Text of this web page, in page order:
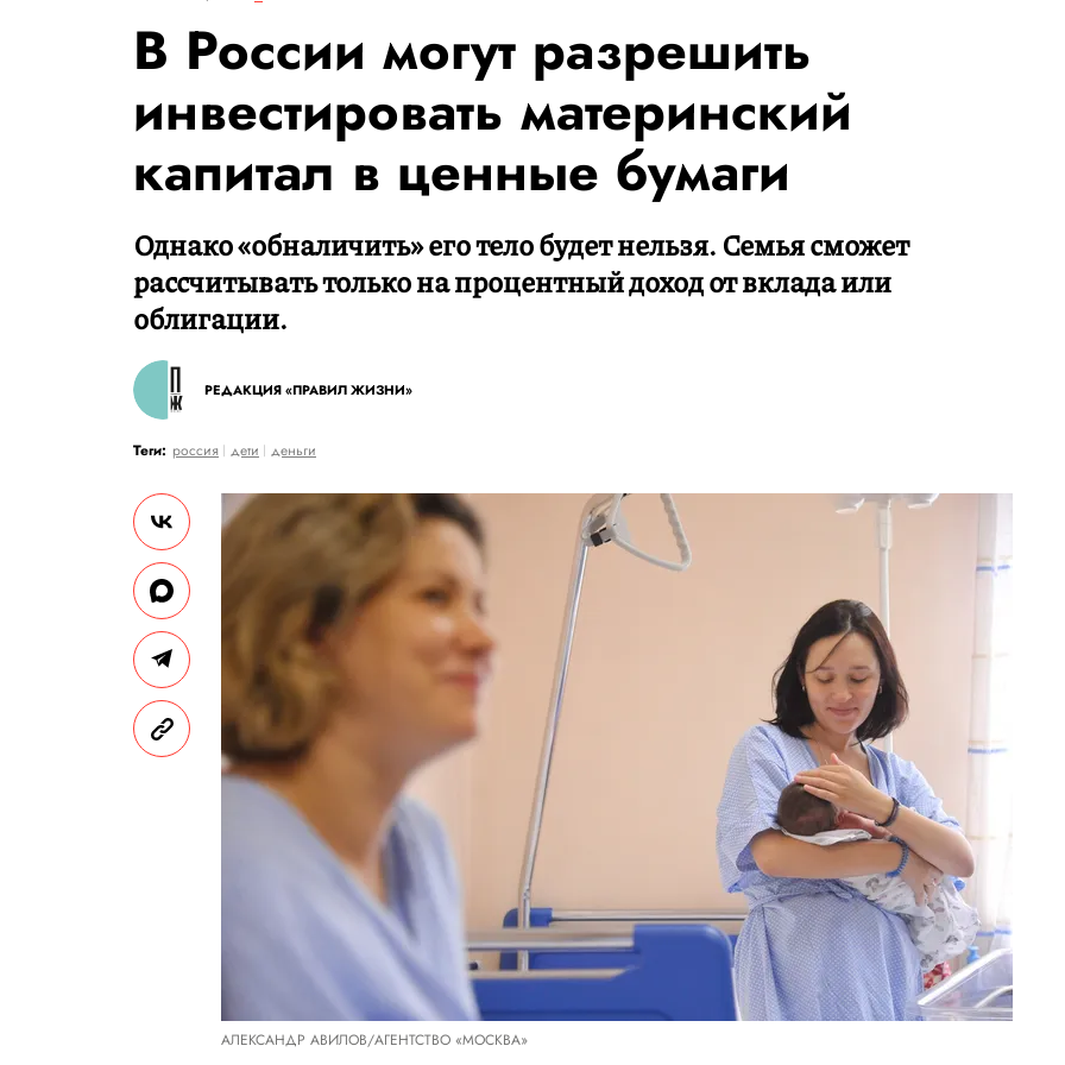
В России могут разрешить
инвестировать материнский
капитал в ценные бумаги
Однако «обналичить» его тело будет нельзя. Семья сможет
рассчитывать только на процентный доход от вклада или
облигации.
РЕДАКЦИЯ «ПРАВИЛ ЖИЗНИ»
Теги: россия дети деньги
АЛЕКСАНДР АВИЛОВ/АГЕНТСТВО «МОСКВА»